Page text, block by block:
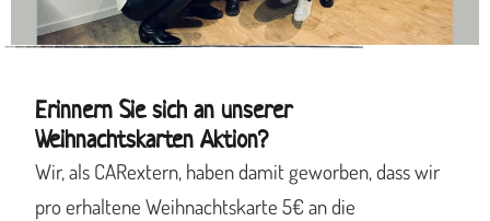
Erinnern Sie sich an unserer
Weihnachtskarten Aktion?
Wir, als CARextern, haben damit geworben, dass wir
pro erhaltene Weihnachtskarte 5€ an die